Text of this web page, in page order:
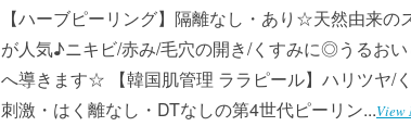
【ハーブピーリング】隔離なし・あり☆天然由来
が人気♪ニキビ/赤み/毛穴の開き/くすみに◎うるお
へ導きます☆ 【韓国肌管理 ララピール】ハリツヤ/
刺激・はく離なし・DTなしの第4世代ピーリン...View